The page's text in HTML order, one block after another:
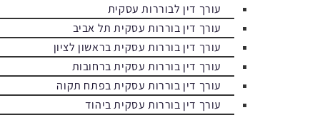
עורך דין לבוררות עסקית
עורך דין בוררות עסקית תל אביב
עורך דין בוררות עסקית בראשון לציון
עורך דין בוררות עסקית ברחובות
עורך דין בוררות עסקית בפתח תקוה
עורך דין בוררות עסקית ביהוד